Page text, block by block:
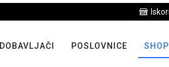
popuste proizvoda u "Hit tjedna"
DOBAVLJAČI POSLOVNICE SHOP